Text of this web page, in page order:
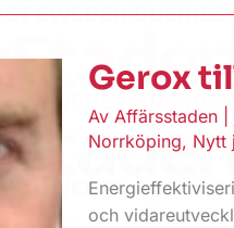
Gerox
AvAffärsstaden
Norrköping, Nytt
och